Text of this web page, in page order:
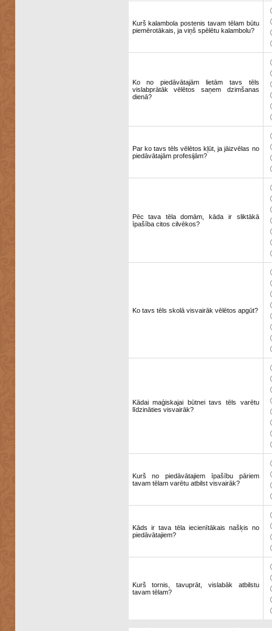
Kurš kalambola postenis tavam tēlam būtu
piemērotākais, ja viņš spēlētu kalambolu?
Ko no piedāvātajām lietām tavs tēls
vislabprātāk vēlētos saņem dzimšanas
dienā?
Par ko tavs tēls vēlētos kļūt, ja jāizvēlas no
piedāvātajām profesijām?
Pēc tava tēla domām, kāda ir sliktākā
īpašība citos cilvēkos?
Ko tavs tēls skolā visvairāk vēlētos apgūt?
Kādai maģiskajai būtnei tavs tēls varētu
līdzināties visvairāk?
Kurš no piedāvātajiem īpašību pāriem
tavam tēlam varētu atbilst visvairāk?
Kāds ir tava tēla iecienītākais našķis no
piedāvātajiem?
Kurš tornis, tavuprāt, vislabāk atbilstu
tavam tēlam?